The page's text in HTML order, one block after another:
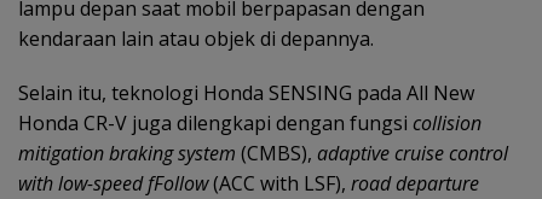
lampu depan saat mobil berpapasan dengan
kendaraan lain atau objek di depannya.
Selain itu, teknologi Honda SENSING pada All New
Honda CR-V juga dilengkapi dengan fungsi collision
mitigation braking system (CMBS), adaptive cruise control
with low-speed f​Follow(ACC with LSF), road departure